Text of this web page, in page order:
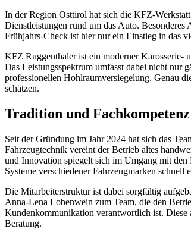
In der Region Osttirol hat sich die KFZ-
Dienstleistungen rund um das Auto.
Frühjahrs-Check ist hier nur ein Einstieg in das
KFZ Ruggenthaler ist ein moderner Karosserie-
Das Leistungsspektrum umfasst dabei nicht nur
professionellen Hohlraumversiegelung. Genau
schätzen.
Tradition und
Seit der Gründung im Jahr 2024 hat sich das
Fahrzeugtechnik vereint der Betrieb altes
und Innovation spiegelt sich im Umgang mit den
Systeme verschiedener Fahrzeugmarken schnell
Die Mitarbeiterstruktur ist dabei sorgfältig
Anna-Lena Lobenwein zum Team, die den
Kundenkommunikation verantwortlich ist. Diese
Beratung.